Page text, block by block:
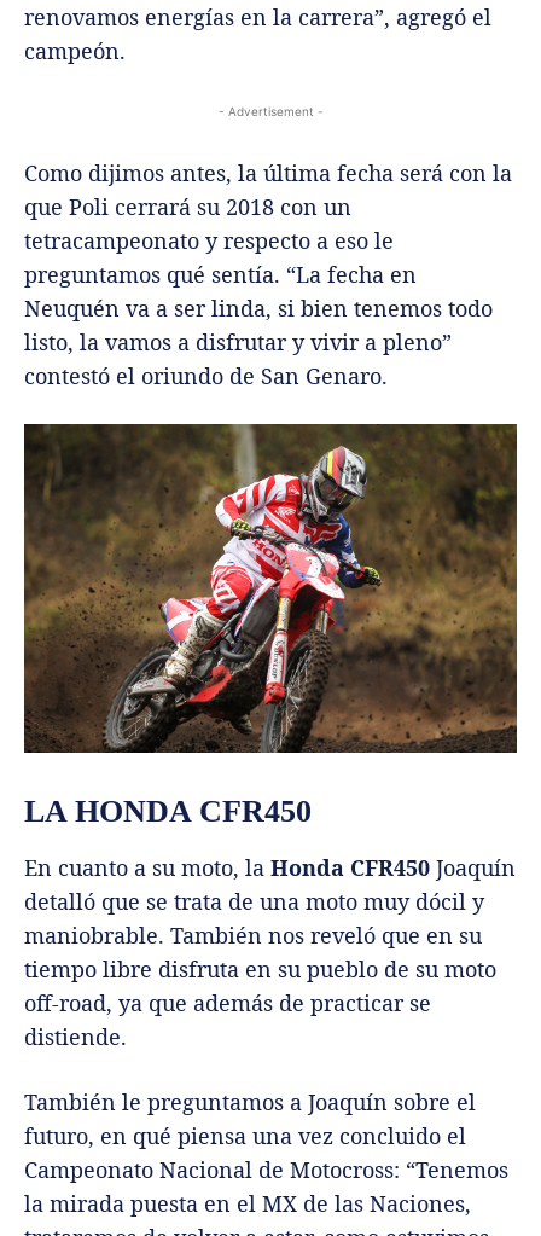
renovamos energías en la carrera”, agregó el
campeón.
- Advertisement -
Como dijimos antes, la última fecha será con la
que Poli cerrará su 2018 con un
tetracampeonato y respecto a eso le
preguntamos qué sentía. “La fecha en
Neuquén va a ser linda, si bien tenemos todo
listo, la vamos a disfrutar y vivir a pleno”
contestó el oriundo de San Genaro.
LA HONDA CFR450
En cuanto a su moto, la Honda CFR450 Joaquín
detalló que se trata de una moto muy dócil y
maniobrable. También nos reveló que en su
tiempo libre disfruta en su pueblo de su moto
off-road, ya que además de practicar se
distiende.
También le preguntamos a Joaquín sobre el
futuro, en qué piensa una vez concluido el
Campeonato Nacional de Motocross: “Tenemos
la mirada puesta en el MX de las Naciones,